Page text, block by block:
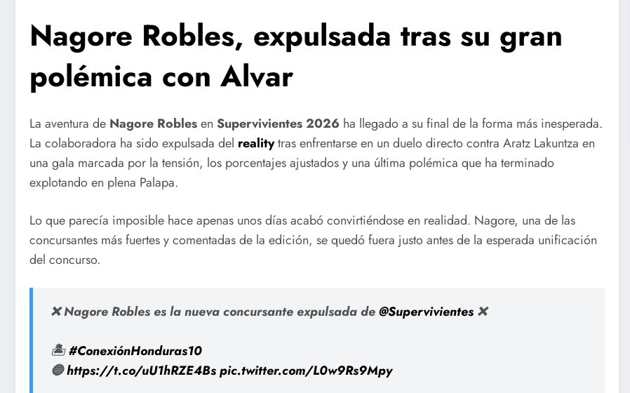
Nagore Robles, expulsada tras su gran
polémica con Alvar
La aventura de Nagore Roblesen Supervivientes 2026 ha llegado a su final de la forma más inesperada.
La colaboradora ha sido expulsada del realitytras enfrentarse en un duelo directo contra Aratz Lakuntza en
una gala marcada por la tensión, los porcentajes ajustados y una última polémica que ha terminado
explotando en plena Palapa.
Lo que parecía imposible hace apenas unos días acabó convirtiéndose en realidad. Nagore, una de las
concursantes más fuertes y comentadas de la edición, se quedó fuera justo antes de la esperada unificación
del concurso.
❌ Nagore Robles es la nueva concursante expulsada de@Supervivientes ❌
🏝️#ConexiónHonduras10
🔵https://t.co/uU1hRZE4Bspic.twitter.com/L0w9Rs9Mpy